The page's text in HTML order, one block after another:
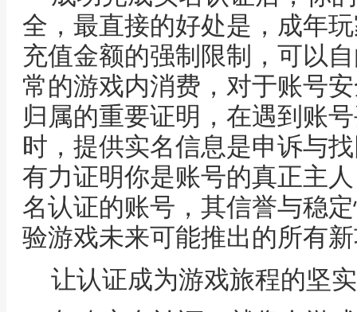
全，最直接的好处是，成年
充值金额的强制限制，可以
常的游戏内消费，对于账号
归属的重要证明，在遇到账
时，提供实名信息是申诉与
有力证明你是账号的真正主
名认证的账号，其信誉与稳
验游戏未来可能推出的所有
让认证成为游戏旅程的坚